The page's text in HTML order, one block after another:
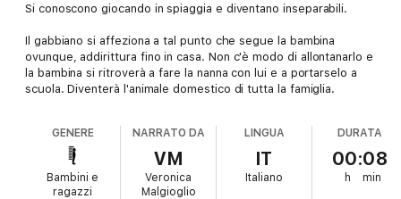
Si conoscono giocando in spiaggia e diventano inseparabili.
Il gabbiano si affeziona a tal punto che segue la bambina
ovunque, addirittura ﬁno in casa. Non c'è modo di allontanarlo e
la bambina si ritroverà a fare la nanna con lui e a portarselo a
scuola. Diventerà l'animale domestico di tutta la famiglia.
GENERE
Bambini e
ragazzi
NARRATO DA
VM
Veronica
Malgioglio
LINGUA
IT
Italiano
DURATA
00:08
h min